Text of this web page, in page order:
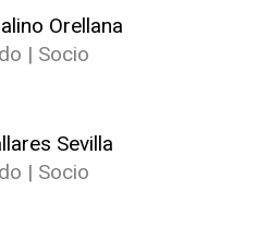
Orellana
| Socio
Sevilla
| Socio